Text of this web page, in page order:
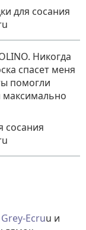
для сосания
Никогда
спасет меня
помогли
максимально
сосания
Ecruu и